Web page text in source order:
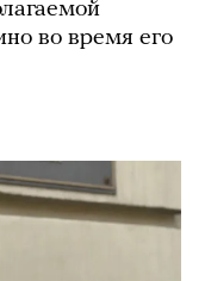
во время его